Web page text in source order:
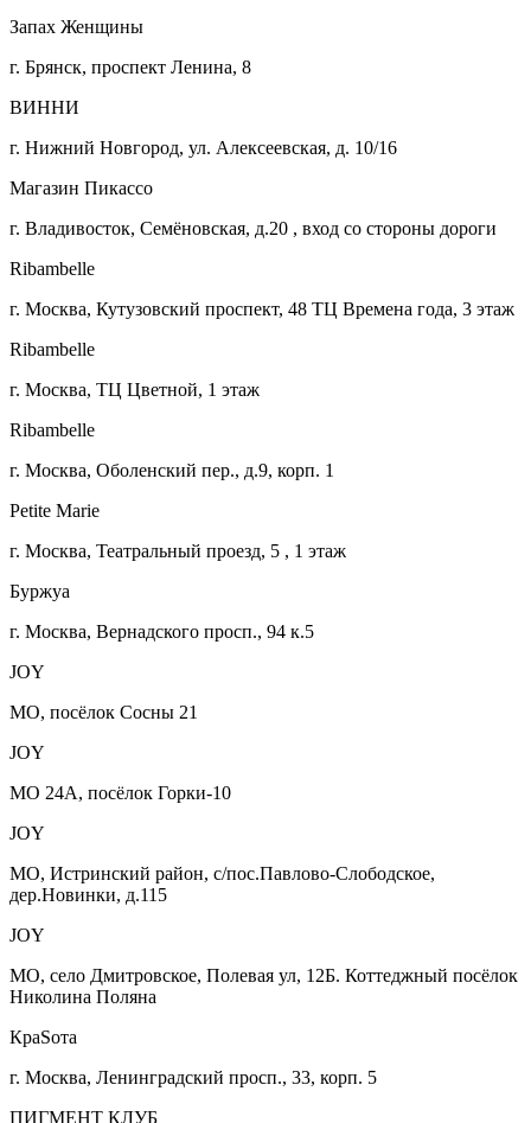
Запах Женщины
г. Брянск, проспект Ленина, 8
ВИННИ
г. Нижний Новгород, ул. Алексеевская, д. 10/16
Магазин Пикассо
г. Владивосток, Семёновская, д.20 , вход со стороны дороги
Ribambelle
г. Москва, Кутузовский проспект, 48 ТЦ Времена года, 3 этаж
Ribambelle
г. Москва, ТЦ Цветной, 1 этаж
Ribambelle
г. Москва, Оболенский пер., д.9, корп. 1
Petite Marie
г. Москва, Театральный проезд, 5 , 1 этаж
Буржуа
г. Москва, Вернадского просп., 94 к.5
JOY
МО, посёлок Сосны 21
JOY
МО 24А, посёлок Горки-10
JOY
МО, Истринский район, с/пос.Павлово-Слободское,
дер.Новинки, д.115
JOY
МО, село Дмитровское, Полевая ул, 12Б. Коттеджный посёлок
Николина Поляна
КраSота
г. Москва, Ленинградский просп., 33, корп. 5
ПИГМЕНТ КЛУБ